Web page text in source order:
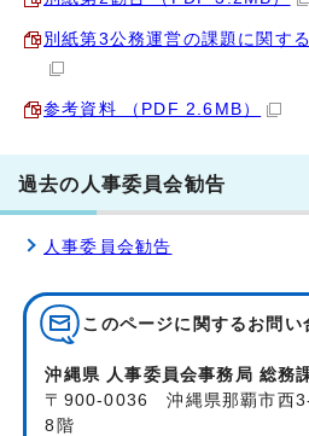
別紙第3公務運営の課題に関す
参考資料 （PDF 2.6MB）
過去の人事委員会勧告
人事委員会勧告
このページに関する お問い
沖縄県 人事委員会事務局 総務
〒900-0036 沖縄県那覇市西
8階